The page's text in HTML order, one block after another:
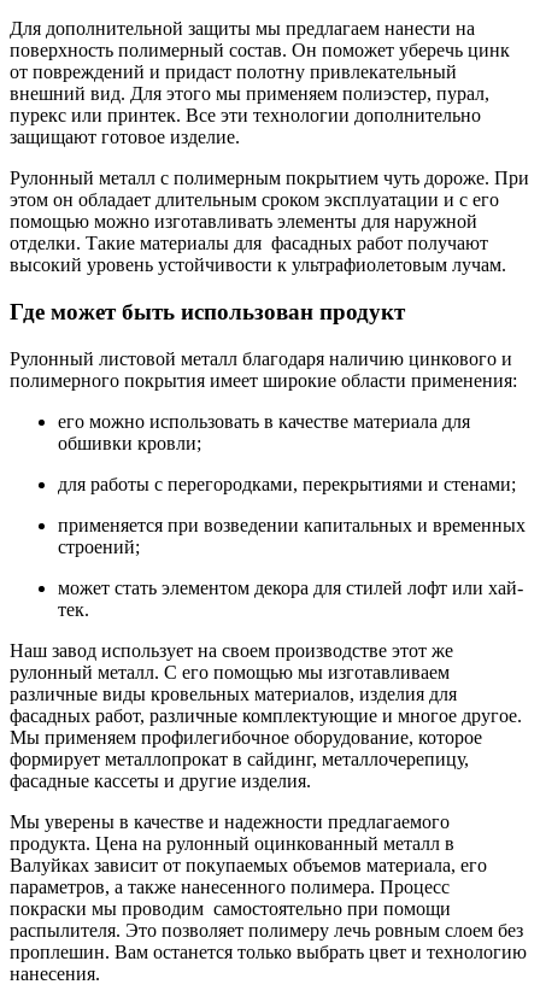
Для дополнительной защиты мы предлагаем нанести на
поверхность полимерный состав. Он поможет уберечь цинк
от повреждений и придаст полотну привлекательный
внешний вид. Для этого мы применяем полиэстер, пурал,
пурекс или принтек. Все эти технологии дополнительно
защищают готовое изделие.
Рулонный металл с полимерным покрытием чуть дороже. При
этом он обладает длительным сроком эксплуатации и с его
помощью можно изготавливать элементы для наружной
отделки. Такие материалы для фасадных работ получают
высокий уровень устойчивости к ультрафиолетовым лучам.
Где может быть использован продукт
Рулонный листовой металл благодаря наличию цинкового и
полимерного покрытия имеет широкие области применения:
его можно использовать в качестве материала для
обшивки кровли;
для работы с перегородками, перекрытиями и стенами;
применяется при возведении капитальных и временных
строений;
может стать элементом декора для стилей лофт или хай-
тек.
Наш завод использует на своем производстве этот же
рулонный металл. С его помощью мы изготавливаем
различные виды кровельных материалов, изделия для
фасадных работ, различные комплектующие и многое другое.
Мы применяем профилегибочное оборудование, которое
формирует металлопрокат в сайдинг, металлочерепицу,
фасадные кассеты и другие изделия.
Мы уверены в качестве и надежности предлагаемого
продукта. Цена на рулонный оцинкованный металл в
Валуйках зависит от покупаемых объемов материала, его
параметров, а также нанесенного полимера. Процесс
покраски мы проводим самостоятельно при помощи
распылителя. Это позволяет полимеру лечь ровным слоем без
проплешин. Вам останется только выбрать цвет и технологию
нанесения.